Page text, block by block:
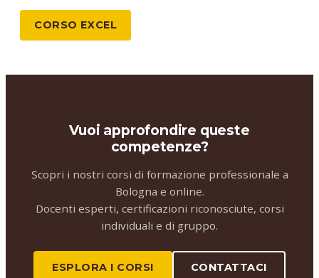
CORSO EXCEL
Vuoi approfondire queste
competenze?
Scopri i nostri corsi di formazione professionale a
Bologna e online.
Docenti esperti, certificazioni riconosciute, corsi
individuali e di gruppo.
ESPLORA I CORSI CONTATTACI